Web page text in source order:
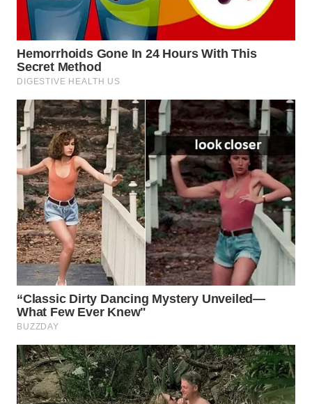
WN
KARAWANG
WN
BEKASI
WN
BOGOR
WN
DEPOK
WN
TAPANULI
UTARA
WN
SAMOSIR
PADANG
LAWAS
WN